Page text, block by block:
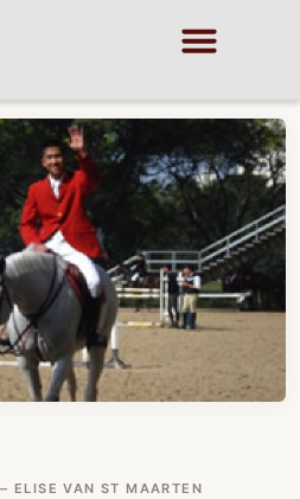
ELISE VAN ST MAARTEN